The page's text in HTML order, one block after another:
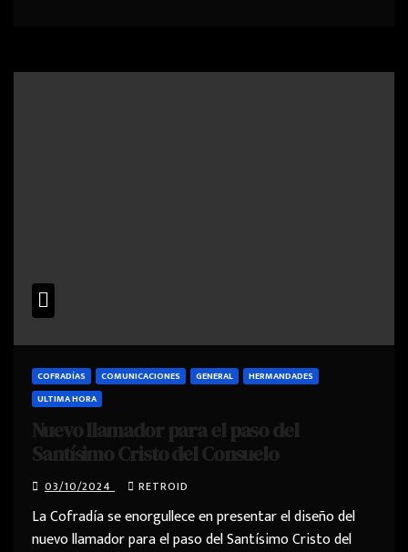
COFRADÍAS COMUNICACIONES GENERAL
HERMANDADES
ULTIMA HORA
Nuevo llamador para el paso del
Santísimo Cristo del Consuelo
03/10/2024 RETROID
La Cofradía se enorgullece en presentar el diseño del
nuevo llamador para el paso del Santísimo Cristo del